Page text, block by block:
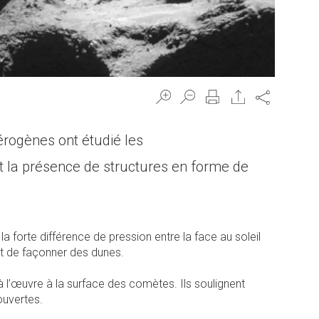
Share
ont étudié les
la présence de structures en forme de
forte différence de pression entre la face au soleil
façonner des dunes.
à la surface des comètes. Ils soulignent